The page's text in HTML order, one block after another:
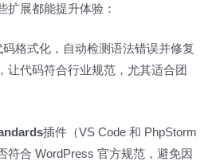
扩展都能提升体验：
码格式化，自动检测语法错误并修复
让代码符合行业规范，尤其适合团
插件（VS Code 和 PhpStorm
符合 WordPress 官方规范，避免因